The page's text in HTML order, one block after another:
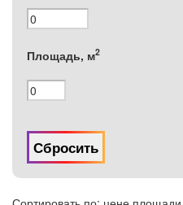
Площадь, м2
Сбросить